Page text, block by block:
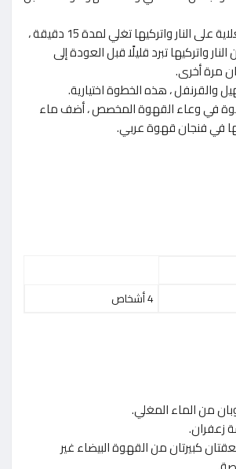
ضعي الغلاية على النار واتركيها تغلي لمدة 15 دقيقة ،
واتركيها تبرد قليلًا قبل العودة إلى
مرة أخرى.
والقرنفل ، هذه الخطوة اختيارية.
في وعاء القهوة المخصص ، أضف ماء
في فنجان قهوة عربي.
4 أشخاص
من الماء المغلي.
زعفران.
كبيرتان من القهوة البيضاء غير